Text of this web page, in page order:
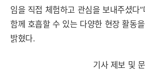
임을 직접 체험하고 관심을 보내주셨다
함께 호흡할 수 있는 다양한 현장 활동
밝혔다.
기사 제보 및